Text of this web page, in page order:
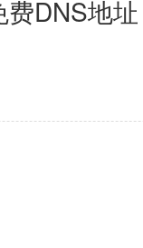
DNS地址